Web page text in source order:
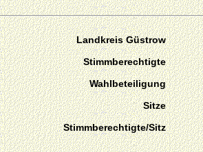
Landkreis Güstrow
Stimmberechtigte
Wahlbeteiligung
Sitze
Stimmberechtigte/Sitz